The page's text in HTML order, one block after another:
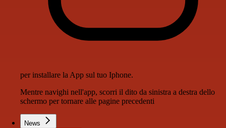
per installare la App sul tuo Iphone.
Mentre navighi nell'app, scorri il dito da sinistra a destra dello
schermo per tornare alle pagine precedenti
News